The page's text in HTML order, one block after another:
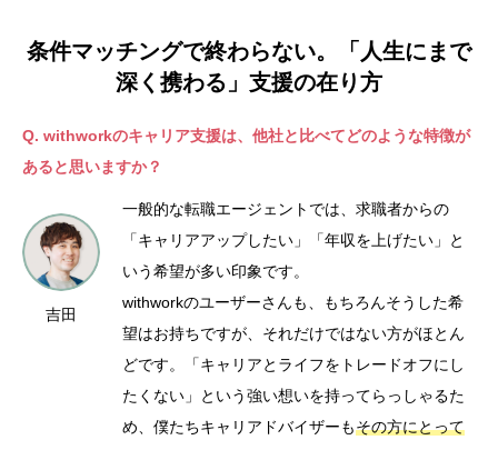
条件マッチングで終わらない。「人生にまで
深く携わる」支援の在り方
Q. withworkのキャリア支援は、他社と比べてどのような特徴が
あると思いますか？
吉田
一般的な転職エージェントでは、求職者からの
「キャリアアップしたい」「年収を上げたい」と
いう希望が多い印象です。
withworkのユーザーさんも、もちろんそうした希
望はお持ちですが、それだけではない方がほとん
どです。「キャリアとライフをトレードオフにし
たくない」という強い想いを持ってらっしゃるた
め、僕たちキャリアドバイザーもその方にとって